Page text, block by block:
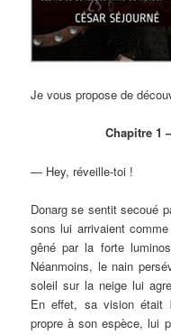
Je vous propose de
Chapitre 1
— Hey, réveille-toi !
Donarg se sentit secoué
sons lui arrivaient
gêné par la forte
Néanmoins, le nain
soleil sur la neige lui
En effet, sa vision était
propre à son espèce, lui